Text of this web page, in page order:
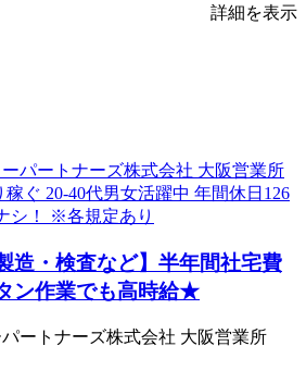
詳細を表示
造・検査など】半年間社宅費
ン作業でも高時給★
ートナーズ株式会社 大阪営業所